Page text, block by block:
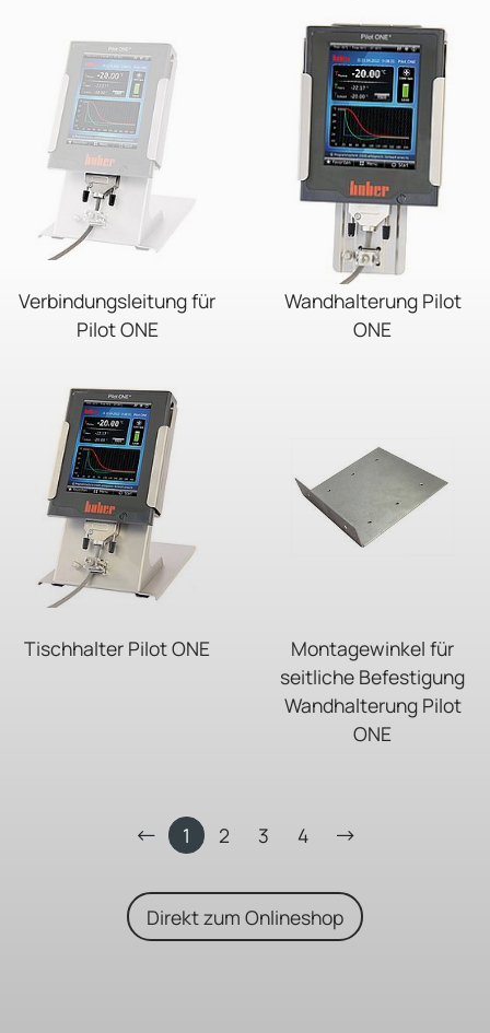
Verbindungsleitung für
Pilot ONE
Wandhalterung Pilot
ONE
Tischhalter Pilot ONE
Montagewinkel für
seitliche Befestigung
Wandhalterung Pilot
ONE
1 2 3 4
Direkt zum Onlineshop